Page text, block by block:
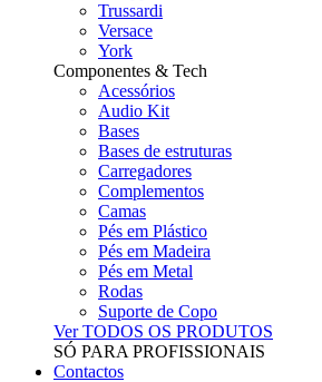
Trussardi
Versace
York
Componentes & Tech
Acessórios
Audio Kit
Bases
Bases de estruturas
Carregadores
Complementos
Camas
Pés em Plástico
Pés em Madeira
Pés em Metal
Rodas
Suporte de Copo
Ver TODOS OS PRODUTOS
SÓ PARA PROFISSIONAIS
Contactos